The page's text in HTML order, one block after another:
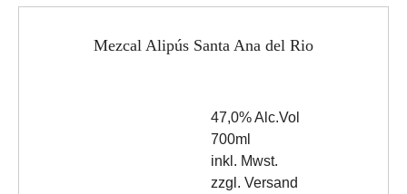
Mezcal Alipús Santa Ana del Rio
47,0% Alc.Vol
700ml
inkl. Mwst.
zzgl. Versand